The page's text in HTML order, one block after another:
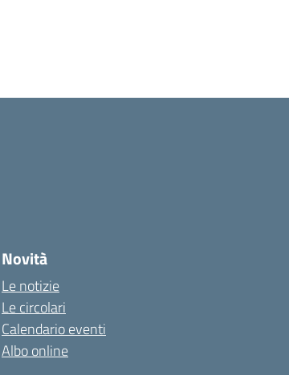
Novità
Le notizie
Le circolari
Calendario eventi
Albo online